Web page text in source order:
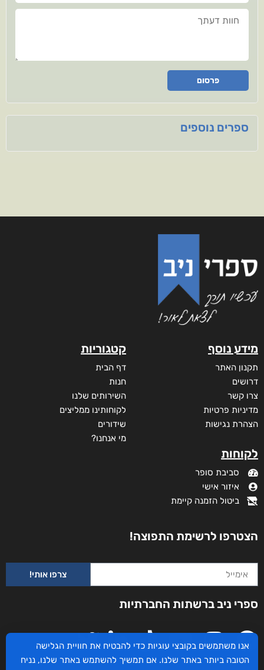
חוות דעתך
פרסום
ספרים נוספים
מידע נוסף
תקנון האתר
דרושים
צרו קשר
מדיניות פרטיות
הצהרת נגישות
לקוחות
סביבת סופר
איזור אישי
ביטול הזמנה קיימת
קטגוריות
דף הבית
חנות
השירותים שלנו
לקוחותינו ממליצים
שידורים
מי אנחנו?
הצטרפו לרשימת התפוצה!
צרפו אותי!
ספרי ניב ברשתות החברתיות
אנו משתמשים בקובצי עוגיות כדי להבטיח את חוויית הגלישה
הטובה ביותר באתר שלנו. אם תמשיך להשתמש באתר שלנו, נניח